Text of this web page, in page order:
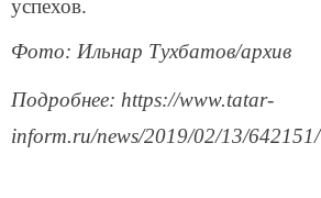
успехов.
Фото: Ильнар Тухбатов/архив
Подробнее: https://www.tatar-
inform.ru/news/2019/02/13/642151/